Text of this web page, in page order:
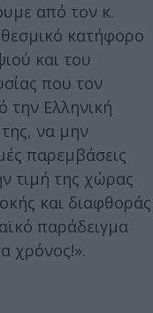
από τον κ.
κατήφορο
και του
που τον
την Ελληνική
να μην
παρεμβάσεις
τιμή της χώρας
και διαφθοράς
παράδειγμα
χρόνος!».